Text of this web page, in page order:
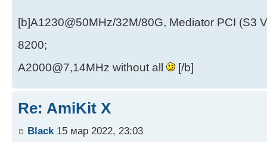
[b]A1230@50MHz/32M/80G, Mediator PCI (S3
8200;
A2000@7,14MHz without all
[/b]
Re: AmiKit X
Black 15 мар 2022, 23:03